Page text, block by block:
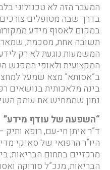
המעבר הזה לא טכנולוגי
בדרך שבה מטופלים
במקום לאסוף מידע
תשובה אחת, מסכמת,
המשמעות נוגעת לא רק
המקצועית ולאופי המפגש
ב”אסותא” מצא שמעל
בינה מלאכותית בנושאים
נתון שממחיש את עומק
“השפעה של עודף מידע”
ד”ר איתן חי-עם, רופא
היו”ר הרפואי של סאיקי
מרכזיים בתחום הבריאות;